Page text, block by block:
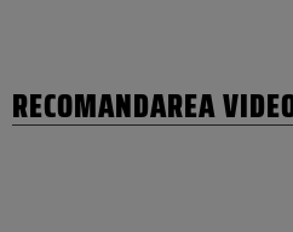
RECOMANDAREA